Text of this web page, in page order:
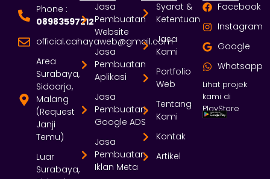
Phone :
08983597212
official.cahayaweb@gmail.com
Area
Surabaya,
Sidoarjo,
Malang
(Request
Janji
Temu)
Luar
Surabaya,
Jasa
Pembuatan
Website
Jasa
Pembuatan
Aplikasi
Jasa
Pembuatan
Google ADS
Jasa
Pembuatan
Iklan Meta
Syarat &
Ketentuan
Jasa
Kami
Portfolio
Web
Tentang
Kami
Kontak
Artikel
Facebook
Instagram
Google
Whatsapp
Lihat projek
kami di
PlayStore